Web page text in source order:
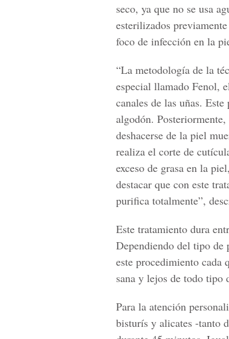
seco, ya que no se usa
esterilizados
foco de infección en la
“La metodología de la
especial llamado Fenol,
canales de las uñas.
algodón.
deshacerse de la piel
realiza el corte de
exceso de grasa en la
destacar que con este
purifica totalmente”,
Este tratamiento dura
Dependiendo del tipo de
este procedimiento cada
sana y lejos de todo tipo
Para la atención
bisturís y alicates -tanto